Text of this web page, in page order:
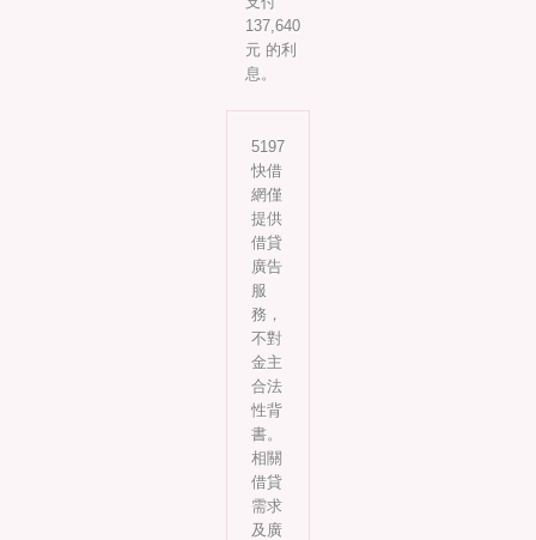
137,640
元 的利
息。
5197
快借
網僅
提供
借貸
廣告
服
務，
不對
金主
合法
性背
書。
相關
借貸
需求
及廣